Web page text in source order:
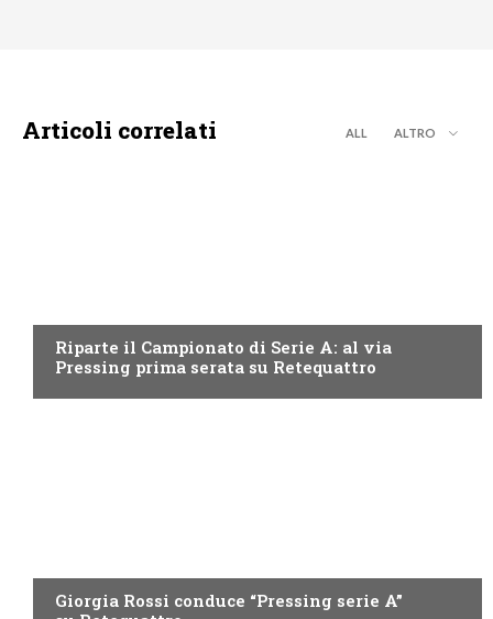
Articoli correlati ALL ALTRO
Riparte il Campionato di Serie A: al via
Pressing prima serata su Retequattro
Giorgia Rossi conduce “Pressing serie A”